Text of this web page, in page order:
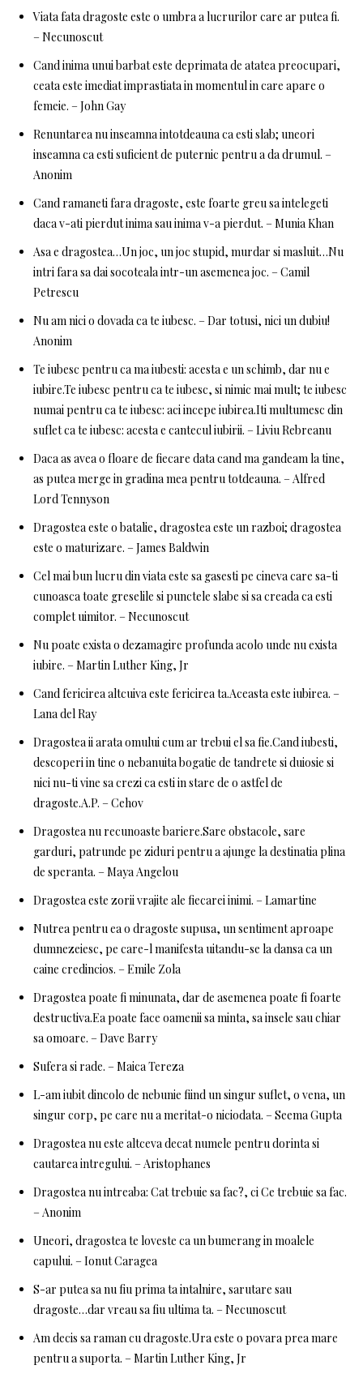
Viata fata dragoste este o umbra a lucrurilor care ar putea fi.
– Necunoscut
Cand inima unui barbat este deprimata de atatea preocupari,
ceata este imediat imprastiata in momentul in care apare o
femeie. – John Gay
Renuntarea nu inseamna intotdeauna ca esti slab; uneori
inseamna ca esti suficient de puternic pentru a da drumul. –
Anonim
Cand ramaneti fara dragoste, este foarte greu sa intelegeti
daca v-ati pierdut inima sau inima v-a pierdut. – Munia Khan
Asa e dragostea…Un joc, un joc stupid, murdar si masluit…Nu
intri fara sa dai socoteala intr-un asemenea joc. – Camil
Petrescu
Nu am nici o dovada ca te iubesc. – Dar totusi, nici un dubiu!
Anonim
Te iubesc pentru ca ma iubesti: acesta e un schimb, dar nu e
iubire.Te iubesc pentru ca te iubesc, si nimic mai mult; te iubesc
numai pentru ca te iubesc: aci incepe iubirea.Iti multumesc din
suflet ca te iubesc: acesta e cantecul iubirii. – Liviu Rebreanu
Daca as avea o floare de fiecare data cand ma gandeam la tine,
as putea merge in gradina mea pentru totdeauna. – Alfred
Lord Tennyson
Dragostea este o batalie, dragostea este un razboi; dragostea
este o maturizare. – James Baldwin
Cel mai bun lucru din viata este sa gasesti pe cineva care sa-ti
cunoasca toate greselile si punctele slabe si sa creada ca esti
complet uimitor. – Necunoscut
Nu poate exista o dezamagire profunda acolo unde nu exista
iubire. – Martin Luther King, Jr
Cand fericirea altcuiva este fericirea ta.Aceasta este iubirea. –
Lana del Ray
Dragostea ii arata omului cum ar trebui el sa fie.Cand iubesti,
descoperi in tine o nebanuita bogatie de tandrete si duiosie si
nici nu-ti vine sa crezi ca esti in stare de o astfel de
dragoste.A.P. – Cehov
Dragostea nu recunoaste bariere.Sare obstacole, sare
garduri, patrunde pe ziduri pentru a ajunge la destinatia plina
de speranta. – Maya Angelou
Dragostea este zorii vrajite ale fiecarei inimi. – Lamartine
Nutrea pentru ea o dragoste supusa, un sentiment aproape
dumnezeiesc, pe care-l manifesta uitandu-se la dansa ca un
caine credincios. – Emile Zola
Dragostea poate fi minunata, dar de asemenea poate fi foarte
destructiva.Ea poate face oamenii sa minta, sa insele sau chiar
sa omoare. – Dave Barry
Sufera si rade. – Maica Tereza
L-am iubit dincolo de nebunie fiind un singur suflet, o vena, un
singur corp, pe care nu a meritat-o ​​niciodata. – Seema Gupta
Dragostea nu este altceva decat numele pentru dorinta si
cautarea intregului. – Aristophanes
Dragostea nu intreaba: Cat trebuie sa fac?, ci Ce trebuie sa fac.
– Anonim
Uneori, dragostea te loveste ca un bumerang in moalele
capului. – Ionut Caragea
S-ar putea sa nu fiu prima ta intalnire, sarutare sau
dragoste…dar vreau sa fiu ultima ta. – Necunoscut
Am decis sa raman cu dragoste.Ura este o povara prea mare
pentru a suporta. – Martin Luther King, Jr